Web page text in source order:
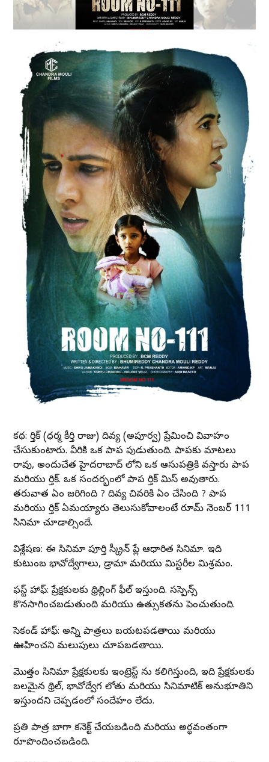
కథ: కార్తిక్ (ధర్మ కీర్తి రాజు) దివ్య (అపూర్వ) ప్రేమించి వివాహం
చేసుకుంటారు. వీరికి ఒక పాప పుడుతుంది. పాపకు మాటలు
రావు, అందుచేత హైదరాబాద్ లోని ఒక ఆసుపత్రికి వస్తారు పాప
మరియు కార్తిక్. ఒక సందర్భంలో పాప కార్తిక్ మిస్ అవుతారు.
తరువాత ఏం జరిగింది ? దివ్య చివరికి ఏం చేసింది ? పాప
మరియు కార్తిక్ ఏమయ్యారు తెలుసుకోవాలంటే రూమ్ నెంబర్ 111
సినిమా చూడాల్సిందే.
విశ్లేషణ: ఈ సినిమా పూర్తి స్క్రీన్ ప్లే ఆధారిత సినిమా. ఇది
కుటుంబ భావోద్వేగాలు, డ్రామా మరియు మిస్టరీల మిశ్రమం.
ఫస్ట్ హాఫ్: ప్రేక్షకులకు థ్రిల్లింగ్ ఫీల్ ఇస్తుంది. సస్పెన్స్
కొనసాగించబడుతుంది మరియు ఉత్సుకతను పెంచుతుంది.
సెకండ్ హాఫ్: అన్ని పాత్రలు బయటపడతాయి మరియు
ఊహించని మలుపులు చూపబడతాయి.
మొత్తం సినిమా ప్రేక్షకులకు ఇంట్రెస్ట్ ను కలిగిస్తుంది, ఇది ప్రేక్షకులకు
బలమైన థ్రిల్, భావోద్వేగ లోతు మరియు సినిమాటిక్ అనుభూతిని
ఇస్తుందని చెప్పడంలో సందేహం లేదు.
ప్రతి పాత్ర బాగా కనెక్ట్ చేయబడింది మరియు అర్థవంతంగా
రూపొందించబడింది.